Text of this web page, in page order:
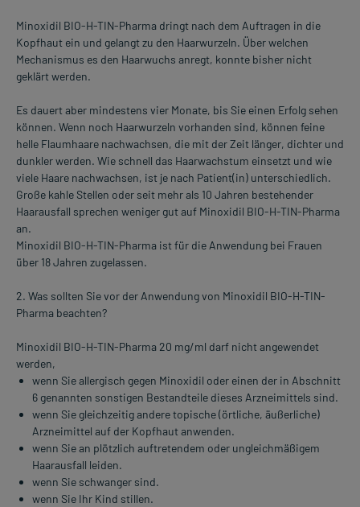
Minoxidil BIO-H-TIN-Pharma dringt nach dem Auftragen in die
Kopfhaut ein und gelangt zu den Haarwurzeln. Über welchen
Mechanismus es den Haarwuchs anregt, konnte bisher nicht
geklärt werden.
Es dauert aber mindestens vier Monate, bis Sie einen Erfolg sehen
können. Wenn noch Haarwurzeln vorhanden sind, können feine
helle Flaumhaare nachwachsen, die mit der Zeit länger, dichter und
dunkler werden. Wie schnell das Haarwachstum einsetzt und wie
viele Haare nachwachsen, ist je nach Patient(in) unterschiedlich.
Große kahle Stellen oder seit mehr als 10 Jahren bestehender
Haarausfall sprechen weniger gut auf Minoxidil BIO-H-TIN-Pharma
an.
Minoxidil BIO-H-TIN-Pharma ist für die Anwendung bei Frauen
über 18 Jahren zugelassen.
2. Was sollten Sie vor der Anwendung von Minoxidil BIO-H-TIN-
Pharma beachten?
Minoxidil BIO-H-TIN-Pharma 20 mg/ml darf nicht angewendet
werden,
wenn Sie allergisch gegen Minoxidil oder einen der in Abschnitt
6 genannten sonstigen Bestandteile dieses Arzneimittels sind.
wenn Sie gleichzeitig andere topische (örtliche, äußerliche)
Arzneimittel auf der Kopfhaut anwenden.
wenn Sie an plötzlich auftretendem oder ungleichmäßigem
Haarausfall leiden.
wenn Sie schwanger sind.
wenn Sie Ihr Kind stillen.